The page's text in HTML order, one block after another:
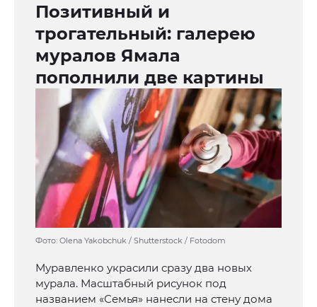
Позитивный и
трогательный: галерею
муралов Ямала
пополнили две картины
Фото: Olena Yakobchuk / Shutterstock / Fotodom
Муравленко украсили сразу два новых
мурала. Масштабный рисунок под
названием «Семья» нанесли на стену дома